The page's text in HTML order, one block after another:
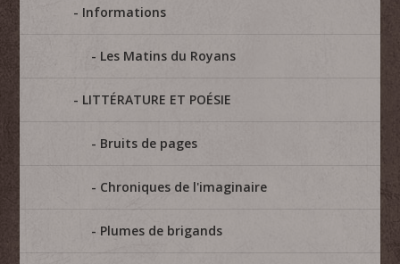
Informations
Les Matins du Royans
LITTÉRATURE ET POÉSIE
Bruits de pages
Chroniques de l'imaginaire
Plumes de brigands